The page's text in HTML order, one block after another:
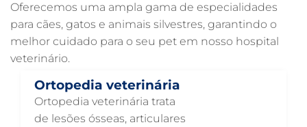
ULTRASSOM VETERINÁRIO EM GUARULHOS
TRATAMENTO DE ANIMAIS EM GUARULHOS
RAIO X VETERINÁRIO EM GUARULHOS
PNEUMOLOGIA VETERINÁRIA EM GUARULHOS
OTOSCOPIA VETERINÁRIA EM GUARULHOS
Oferecemos uma ampla gama de especialidades
para cães, gatos e animais silvestres, garantindo o
melhor cuidado para o seu pet em nosso hospital
veterinário.
Ortopedia veterinária
Ortopedia veterinária trata
de lesões ósseas, articulares